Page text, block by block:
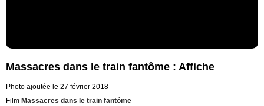
Massacres dans le train fantôme : Affiche
Photo ajoutée le 27 février 2018
Film Massacres dans le train fantôme